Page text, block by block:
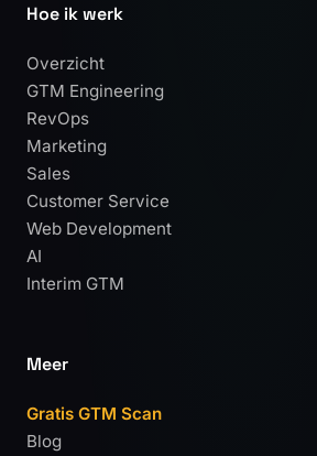
Hoe ik werk
Overzicht
GTM Engineering
RevOps
Marketing
Sales
Customer Service
Web Development
AI
Interim GTM
Meer
Gratis GTM Scan
Blog